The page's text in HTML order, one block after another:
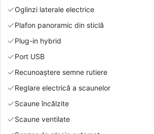
Oglinzi laterale electrice
Plafon panoramic din sticlă
Plug-in hybrid
Port USB
Recunoaștere semne rutiere
Reglare electrică a scaunelor
Scaune încălzite
Scaune ventilate